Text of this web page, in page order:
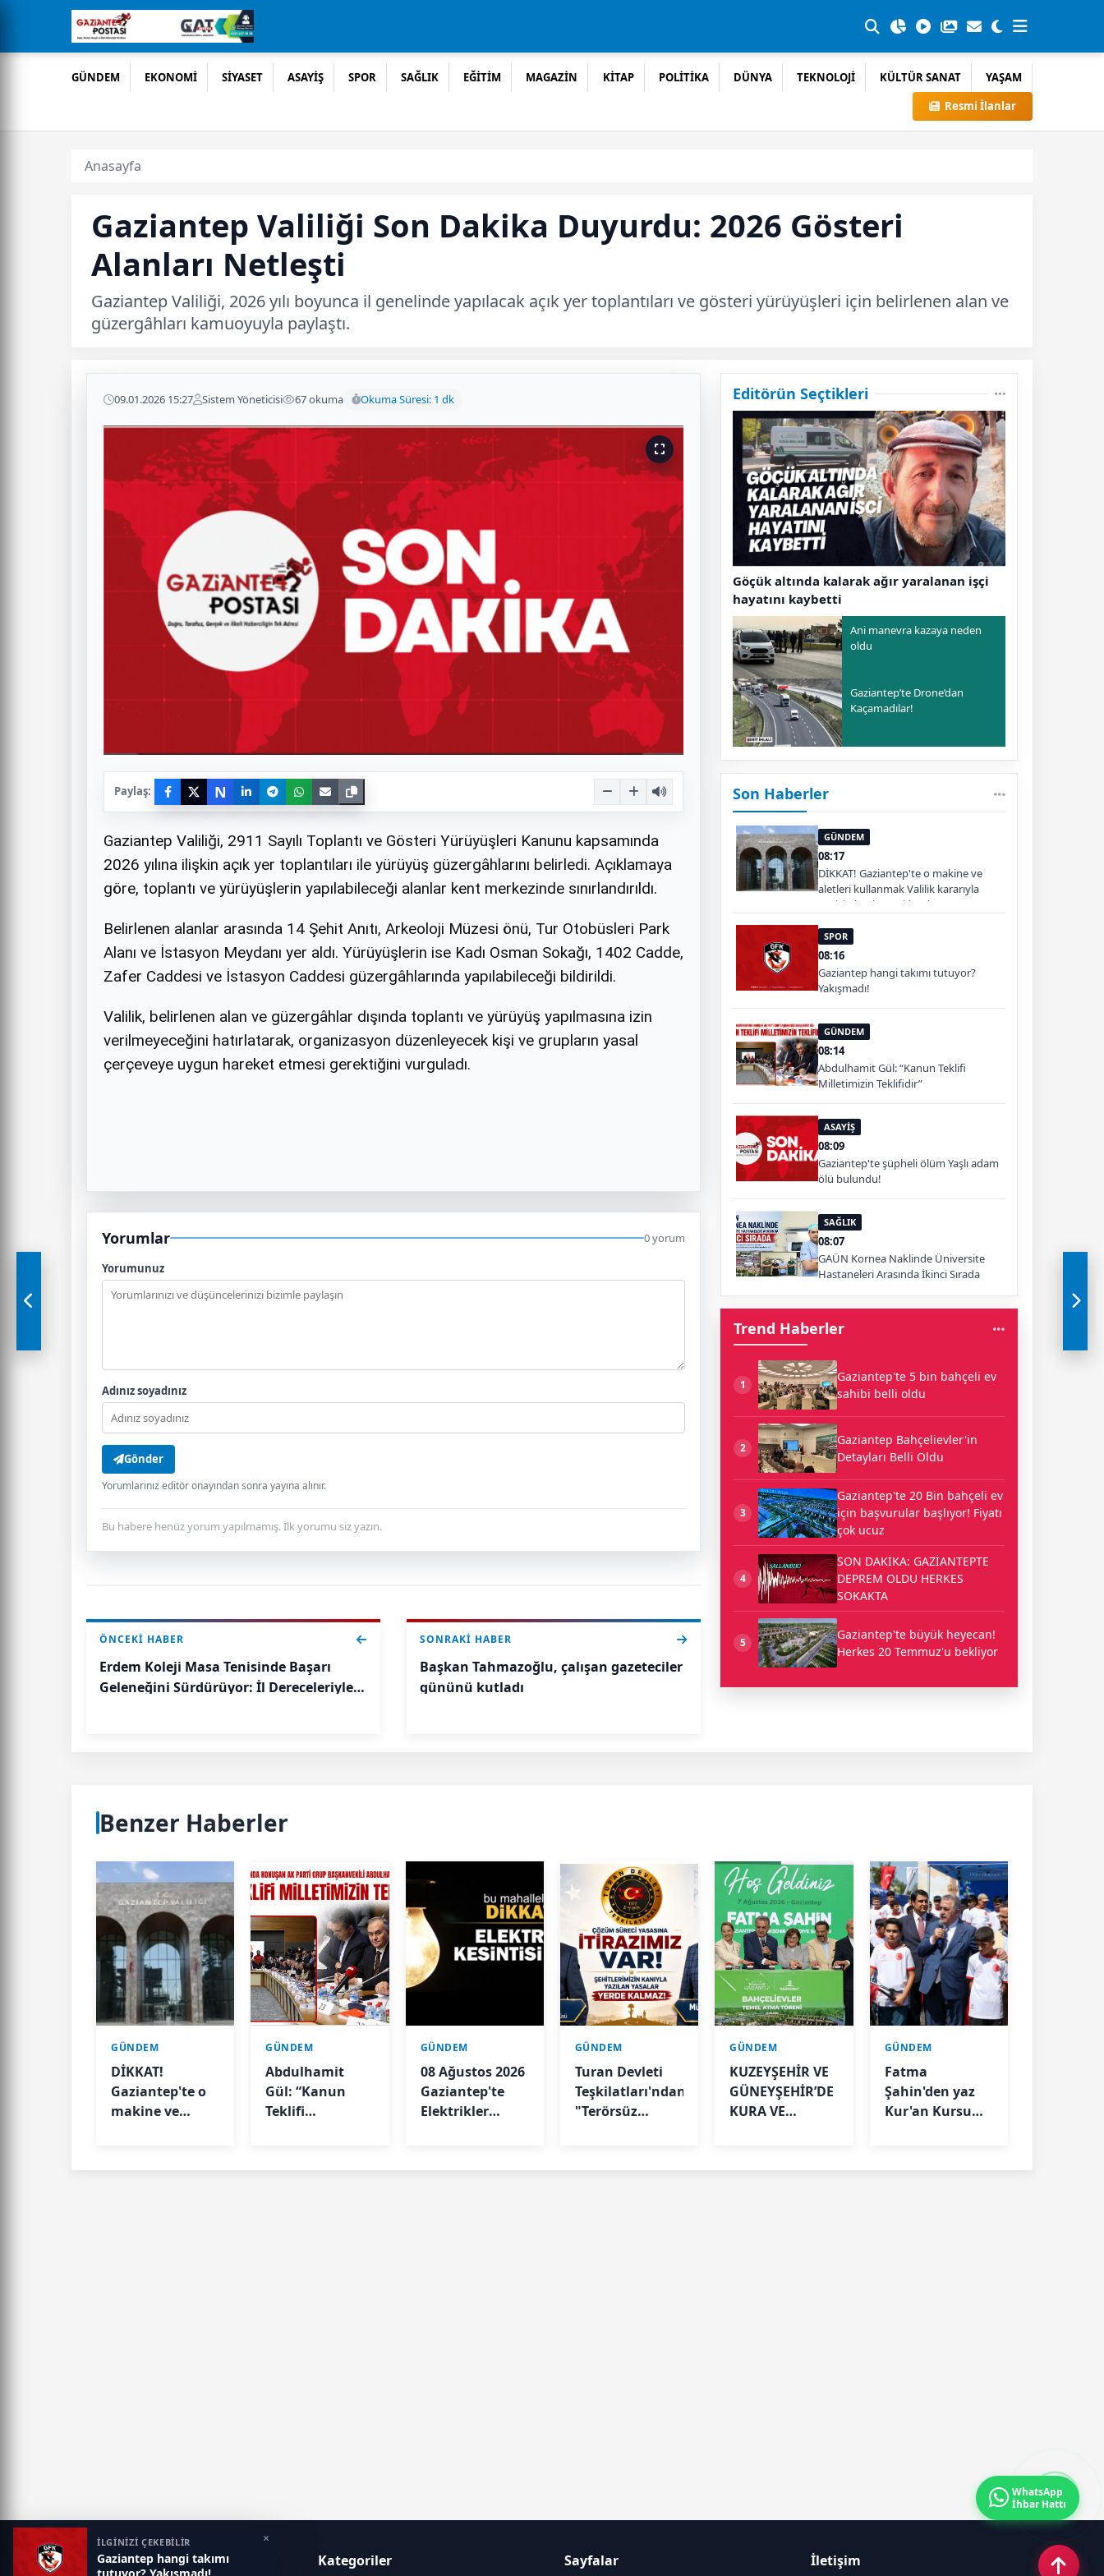
GÜNDEM EKONOMİ SİYASET ASAYİŞ SPOR SAĞLIK EĞİTİM MAGAZİN KİTAP POLİTİKA DÜNYA TEKNOLOJİ KÜLTÜR SANAT
YAŞAM
Resmi İlanlar
Anasayfa
Gaziantep Valiliği Son Dakika Duyurdu: 2026 Gösteri
Alanları Netleşti
Gaziantep Valiliği, 2026 yılı boyunca il genelinde yapılacak açık yer toplantıları ve gösteri yürüyüşleri için belirlenen alan ve
güzergâhları kamuoyuyla paylaştı.
09.01.2026 15:27 Sistem Yöneticisi 67 okuma Okuma Süresi: 1 dk
Paylaş: N
Gaziantep Valiliği, 2911 Sayılı Toplantı ve Gösteri Yürüyüşleri Kanunu kapsamında
2026 yılına ilişkin açık yer toplantıları ile yürüyüş güzergâhlarını belirledi. Açıklamaya
göre, toplantı ve yürüyüşlerin yapılabileceği alanlar kent merkezinde sınırlandırıldı.
Belirlenen alanlar arasında 14 Şehit Anıtı, Arkeoloji Müzesi önü, Tur Otobüsleri Park
Alanı ve İstasyon Meydanı yer aldı. Yürüyüşlerin ise Kadı Osman Sokağı, 1402 Cadde,
Zafer Caddesi ve İstasyon Caddesi güzergâhlarında yapılabileceği bildirildi.
Valilik, belirlenen alan ve güzergâhlar dışında toplantı ve yürüyüş yapılmasına izin
verilmeyeceğini hatırlatarak, organizasyon düzenleyecek kişi ve grupların yasal
çerçeveye uygun hareket etmesi gerektiğini vurguladı.
Yorumlar 0 yorum
Yorumunuz
Adınız soyadınız
Gönder
Yorumlarınız editör onayından sonra yayına alınır.
Bu habere henüz yorum yapılmamış. İlk yorumu siz yazın.
ÖNCEKI HABER
Erdem Koleji Masa Tenisinde Başarı
Geleneğini Sürdürüyor: İl Dereceleriyle
SONRAKI HABER
Başkan Tahmazoğlu, çalışan gazeteciler
gününü kutladı
Editörün Seçtikleri
Göçük altında kalarak ağır yaralanan işçi
hayatını kaybetti
Ani manevra kazaya neden
oldu
Gaziantep’te Drone’dan
Kaçamadılar!
Son Haberler
GÜNDEM
08:17
DİKKAT! Gaziantep'te o makine ve
aletleri kullanmak Valilik kararıyla
geçici olarak yasaklandı
SPOR
08:16
Gaziantep hangi takımı tutuyor?
Yakışmadı!
GÜNDEM
08:14
Abdulhamit Gül: “Kanun Teklifi
Milletimizin Teklifidir”
ASAYİŞ
08:09
Gaziantep'te şüpheli ölüm Yaşlı adam
ölü bulundu!
SAĞLIK
08:07
GAÜN Kornea Naklinde Üniversite
Hastaneleri Arasında İkinci Sırada
Trend Haberler
1
Gaziantep'te 5 bin bahçeli ev
sahibi belli oldu
2
Gaziantep Bahçelievler'in
Detayları Belli Oldu
3
Gaziantep'te 20 Bin bahçeli ev
için başvurular başlıyor! Fiyatı
çok ucuz
4
SON DAKİKA: GAZİANTEPTE
DEPREM OLDU HERKES
SOKAKTA
5
Gaziantep'te büyük heyecan!
Herkes 20 Temmuz'u bekliyor
Benzer Haberler
GÜNDEM
DİKKAT!
Gaziantep'te o
makine ve
GÜNDEM
Abdulhamit
Gül: “Kanun
Teklifi
GÜNDEM
08 Ağustos 2026
Gaziantep'te
Elektrikler
GÜNDEM
Turan Devleti
Teşkilatları'ndan
"Terörsüz
GÜNDEM
KUZEYŞEHİR VE
GÜNEYŞEHİR’DE
KURA VE
GÜNDEM
Fatma
Şahin'den yaz
Kur'an Kursu
İLGİNİZİ ÇEKEBİLİR
Gaziantep hangi takımı
×
Gaziantep Postası Kategoriler Sayfalar İletişim
WhatsApp
İhbar Hattı